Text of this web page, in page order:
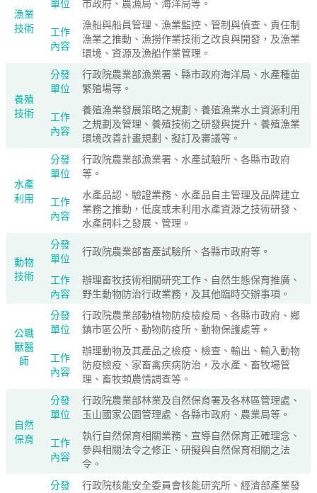
漁業
技術
單位 市政府、農漁局、海洋局等。
工作
內容
漁船與船員管理、漁業監控、管制與偵查、責任制
漁業之推動、漁撈作業技術之改良與開發，及漁業
環境、資源及漁船作業管理。
養殖
技術
分發
單位
行政院農業部漁業署、縣市政府海洋局、水產種苗
繁殖場等。
工作
內容
養殖漁業發展策略之規劃、養殖漁業水土資源利用
之規劃及管理、養殖技術之研發與提升、養殖漁業
環境改善計畫規劃、擬訂及審議等。
水產
利用
分發
單位
行政院農業部漁業署、水產試驗所、各縣市政府
等。
工作
內容
水產品認、驗證業務、水產品自主管理及品牌建立
業務之推動，低度或未利用水產資源之技術研發、
水產飼料之發展、管理。
動物
技術
分發
單位
行政院農業部畜產試驗所、各縣市政府等。
工作
內容
辦理畜牧技術相關研究工作、自然生態保育推廣、
野生動物防治行政業務，及其他臨時交辦事項。
公職
獸醫
師
分發
單位
行政院農業部動植物防疫檢疫局、各縣市政府、鄉
鎮市區公所、動物防疫所、動物保護處等。
工作
內容
辦理動物及其產品之檢疫、檢查、輸出、輸入動物
防疫檢疫、家畜禽疾病防治，及水產、畜牧場管
理、畜牧類農情調查等。
自然
保育
分發
單位
行政院農業部林業及自然保育署及各林區管理處、
玉山國家公園管理處、各縣市政府、農業局等。
工作
內容
執行自然保育相關業務、宣導自然保育正確理念、
參與相關法令之修正、研擬與自然保育相關之法
令。
分發
行政院核能安全委員會核能研究所、經濟部產業發